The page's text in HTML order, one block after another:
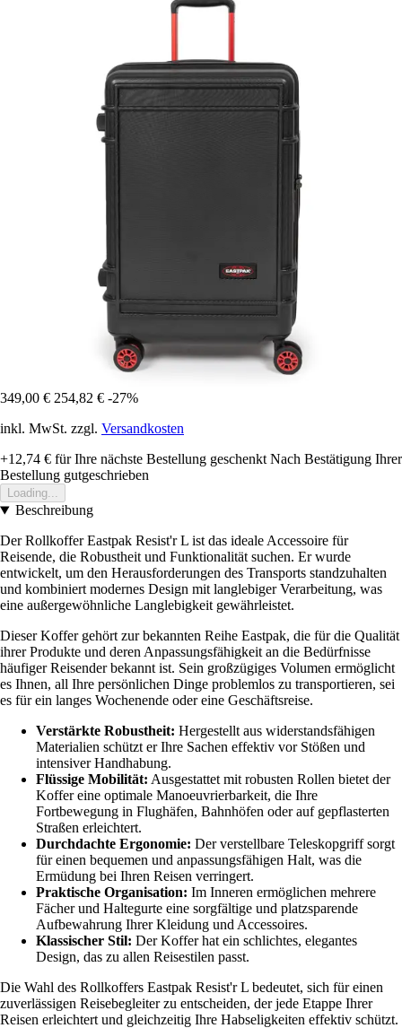
349,00 € 254,82 € -27%
inkl. MwSt. zzgl. Versandkosten
+12,74 € für Ihre nächste Bestellung geschenkt Nach Bestätigung Ihrer
Bestellung gutgeschrieben
Loading...
Beschreibung
Der Rollkoffer Eastpak Resist'r L ist das ideale Accessoire für
Reisende, die Robustheit und Funktionalität suchen. Er wurde
entwickelt, um den Herausforderungen des Transports standzuhalten
und kombiniert modernes Design mit langlebiger Verarbeitung, was
eine außergewöhnliche Langlebigkeit gewährleistet.
Dieser Koffer gehört zur bekannten Reihe Eastpak, die für die Qualität
ihrer Produkte und deren Anpassungsfähigkeit an die Bedürfnisse
häufiger Reisender bekannt ist. Sein großzügiges Volumen ermöglicht
es Ihnen, all Ihre persönlichen Dinge problemlos zu transportieren, sei
es für ein langes Wochenende oder eine Geschäftsreise.
Verstärkte Robustheit: Hergestellt aus widerstandsfähigen
Materialien schützt er Ihre Sachen effektiv vor Stößen und
intensiver Handhabung.
Flüssige Mobilität: Ausgestattet mit robusten Rollen bietet der
Koffer eine optimale Manoeuvrierbarkeit, die Ihre
Fortbewegung in Flughäfen, Bahnhöfen oder auf gepflasterten
Straßen erleichtert.
Durchdachte Ergonomie: Der verstellbare Teleskopgriff sorgt
für einen bequemen und anpassungsfähigen Halt, was die
Ermüdung bei Ihren Reisen verringert.
Praktische Organisation: Im Inneren ermöglichen mehrere
Fächer und Haltegurte eine sorgfältige und platzsparende
Aufbewahrung Ihrer Kleidung und Accessoires.
Klassischer Stil: Der Koffer hat ein schlichtes, elegantes
Design, das zu allen Reisestilen passt.
Die Wahl des Rollkoffers Eastpak Resist'r L bedeutet, sich für einen
zuverlässigen Reisebegleiter zu entscheiden, der jede Etappe Ihrer
Reisen erleichtert und gleichzeitig Ihre Habseligkeiten effektiv schützt.